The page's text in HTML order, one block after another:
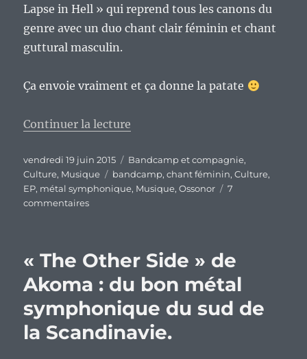
Lapse in Hell » qui reprend tous les canons du
genre avec un duo chant clair féminin et chant
guttural masculin.
Ça envoie vraiment et ça donne la patate
Continuer la lecture
Publié
le
vendredi 19 juin 2015 Catégories
Bandcamp et compagnie,
Culture, Musique Étiquettes
bandcamp,chant féminin,Culture,
EP, métal symphonique, Musique,Ossonor
7
commentairessur
a
être
pas
de
pétrole,
« The Other Side » de
Akoma : du bon métal
symphonique du sud de
la Scandinavie.